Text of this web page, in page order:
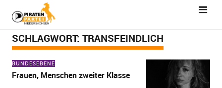
SCHLAGWORT: TRANSFEINDLICH
BUNDESEBENE
Frauen, Menschen zweiter Klasse